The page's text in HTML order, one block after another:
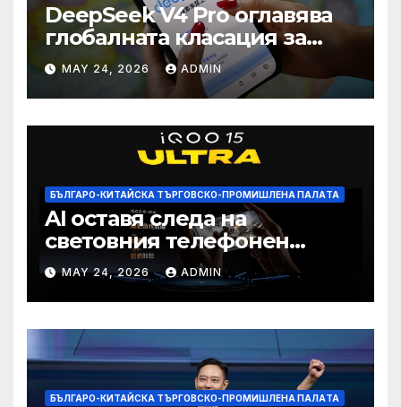
DeepSeek V4 Pro оглавява
глобалната класация за
печалба след 75%
намаление на цената
MAY 24, 2026 ADMIN
БЪЛГАРО-КИТАЙСКА ТЪРГОВСКО-ПРОМИШЛЕНА ПАЛAТА
AI оставя следа на
световния телефонен
пазар
MAY 24, 2026 ADMIN
БЪЛГАРО-КИТАЙСКА ТЪРГОВСКО-ПРОМИШЛЕНА ПАЛAТА